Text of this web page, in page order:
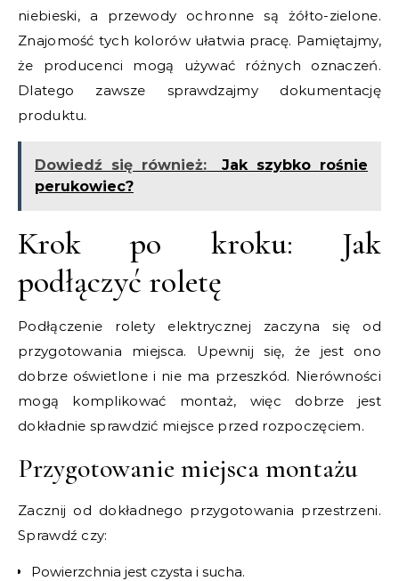
niebieski, a przewody ochronne są żółto-zielone.
Znajomość tych kolorów ułatwia pracę. Pamiętajmy,
że producenci mogą używać różnych oznaczeń.
Dlatego zawsze sprawdzajmy dokumentację
produktu.
Dowiedź się również:
Jak szybko rośnie
perukowiec?
Krok po kroku: Jak
podłączyć roletę
Podłączenie rolety elektrycznej zaczyna się od
przygotowania miejsca. Upewnij się, że jest ono
dobrze oświetlone i nie ma przeszkód. Nierówności
mogą komplikować montaż, więc dobrze jest
dokładnie sprawdzić miejsce przed rozpoczęciem.
Przygotowanie miejsca montażu
Zacznij od dokładnego przygotowania przestrzeni.
Sprawdź czy:
Powierzchnia jest czysta i sucha.